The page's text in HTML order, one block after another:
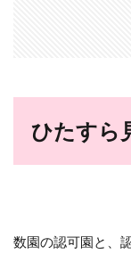
ひたすら
数園の認可園と、